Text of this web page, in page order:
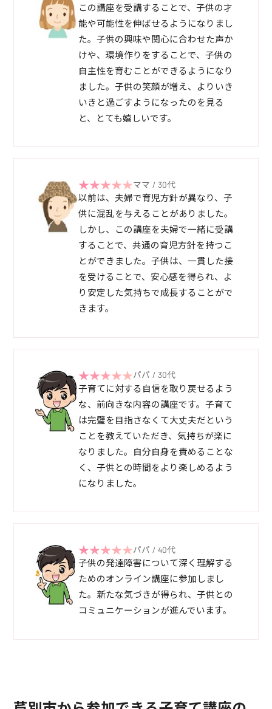
この講座を受講することで、子供の才
能や可能性を伸ばせるようになりまし
た。子供の興味や関心に合わせた声か
けや、環境作りをすることで、子供の
自主性を育むことができるようになり
ました。子供の笑顔が増え、よりいき
いきと過ごすようになったのを見る
と、とても嬉しいです。
ママ / 30代
以前は、夫婦で育児方針が異なり、子
供に混乱を与えることがありました。
しかし、この講座を夫婦で一緒に受講
することで、共通の育児方針を持つこ
とができました。子供は、一貫した接
を受けることで、安心感を得られ、よ
り安定した気持ちで成長することがで
きます。
パパ / 30代
子育てに対する自信を取り戻せるよう
な、前向きな内容の講座です。子育て
は完璧を目指さなくて大丈夫だという
ことを教えていただき、気持ちが楽に
なりました。自分自身を責めることな
く、子供との時間をより楽しめるよう
になりました。
パパ / 40代
子供の発達障害について深く理解する
ためのオンライン講座に参加しまし
た。新たな気づきが得られ、子供との
コミュニケーションが進んでいます。